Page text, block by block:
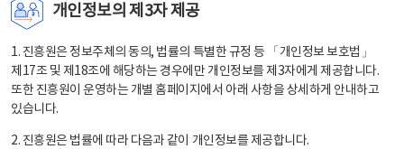
개인정보의 제3자 제공
1. 진흥원은 정보주체의 동의, 법률의 특별한 규정 등 「개인정보 보호법」
제17조 및 제18조에 해당하는 경우에만 개인정보를 제3자에게 제공합니다.
또한 진흥원이 운영하는 개별 홈페이지에서 아래 사항을 상세하게 안내하고
있습니다.
2. 진흥원은 법률에 따라 다음과 같이 개인정보를 제공합니다.